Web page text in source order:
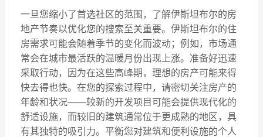
一旦您缩小了首选社区的范围，了解伊斯坦布尔的房
地产节奏以优化您的搜索至关重要。伊斯坦布尔的住
房需求可能会随着季节的变化而波动；例如，市场通
常会在城市最活跃的温暖月份出现上涨。准备好迅速
采取行动，因为在这些高峰期，理想的房产可能来得
快去得也快。在您的探索过程中，请密切关注房产的
年龄和状况——较新的开发项目可能会提供现代化的
舒适设施，而较旧的建筑通常位于更成熟的地区，具
有其独特的吸引力。平衡您对建筑和便利设施的个人